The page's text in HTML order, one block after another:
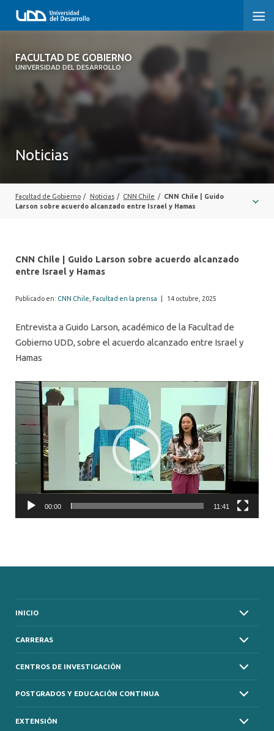
FACULTAD DE GOBIERNO
UNIVERSIDAD DEL DESARROLLO
FACULTAD DE GOBIERNO
EXTENSIÓN
Noticias
Facultad de Gobierno / Noticias / CNN Chile /
CNN Chile | Guido
Larson sobre acuerdo alcanzado entre Israel y Hamas
CNN Chile | Guido Larson sobre acuerdo alcanzado
entre Israel y Hamas
Publicado en: CNN Chile Facultad en la prensa 14 octubre, 2025
Entrevista a Guido Larson, académico de la Facultad de
Gobierno UDD, sobre el acuerdo alcanzado entre Israel y
Hamas
Video
Player
00:00 11:41
INICIO
CARRERAS
CENTROS DE INVESTIGACIÓN
POSTGRADOS Y EDUCACIÓN CONTINUA
EXTENSIÓN